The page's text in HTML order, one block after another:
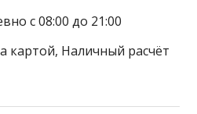
с 08:00 до 21:00
картой, Наличный расчёт